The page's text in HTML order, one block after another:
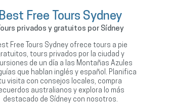
Best Free Tours Sydney
Tours privados y gratuitos por Sídney
Free Tours Sydney ofrece tours a pie
tours privados por la ciudad y
de un día a las Montañas Azules
que hablan inglés y español. Planifica
visita con consejos locales, compra
australianos y explora lo más
destacado de Sídney con nosotros.